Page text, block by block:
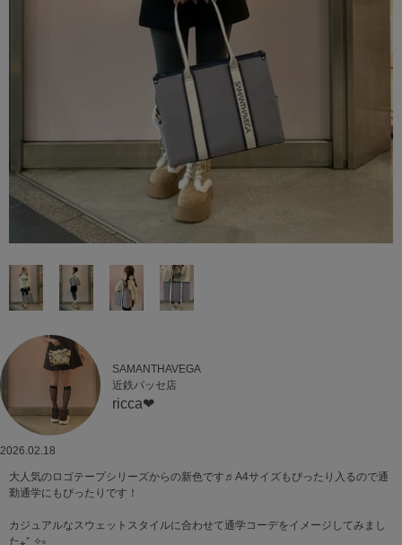
SAMANTHAVEGA
近鉄パッセ店
ricca❤︎
2026.02.18
大人気のロゴテープシリーズからの新色です♬A4サイズもぴったり入るので通
勤通学にもぴったりです！
カジュアルなスウェットスタイルに合わせて通学コーデをイメージしてみまし
た⁎⁺˳✧༚